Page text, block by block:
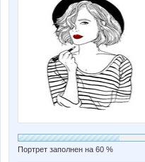
Портрет заполнен на 60 %